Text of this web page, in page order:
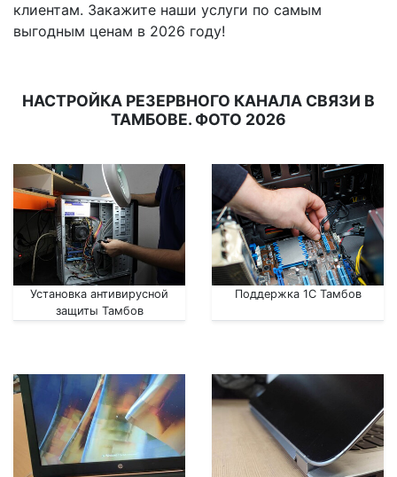
клиентам. Закажите наши услуги по самым
выгодным ценам в 2026 году!
НАСТРОЙКА РЕЗЕРВНОГО КАНАЛА СВЯЗИ В
ТАМБОВЕ. ФОТО 2026
Установка антивирусной
защиты Тамбов
Поддержка 1С Тамбов